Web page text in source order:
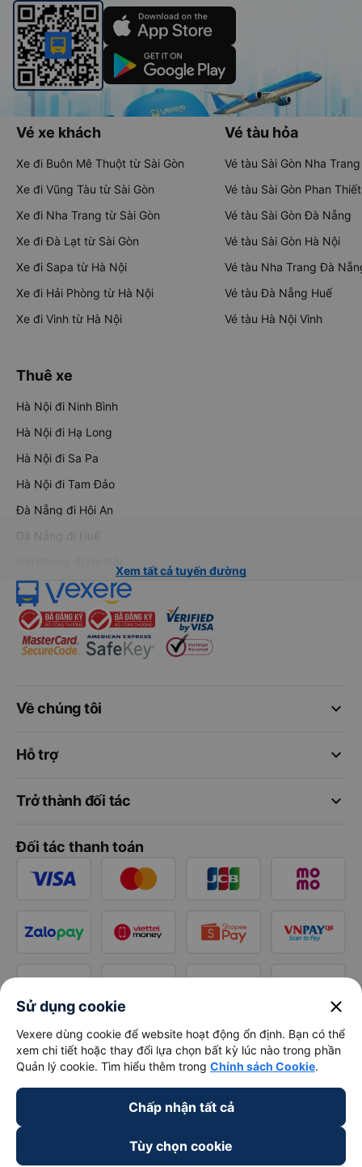
Vé xe khách
Xe đi Buôn Mê Thuột từ Sài Gòn
Xe đi Vũng Tàu từ Sài Gòn
Xe đi Nha Trang từ Sài Gòn
Xe đi Đà Lạt từ Sài Gòn
Xe đi Sapa từ Hà Nội
Xe đi Hải Phòng từ Hà Nội
Xe đi Vinh từ Hà Nội
Vé tàu hỏa
Vé tàu Sài Gòn Nha Trang
Vé tàu Sài Gòn Phan Thiết
Vé tàu Sài Gòn Đà Nẵng
Vé tàu Sài Gòn Hà Nội
Vé tàu Nha Trang Đà
Vé tàu Đà Nẵng Huế
Vé tàu Hà Nội Vinh
Thuê xe
Hà Nội đi Ninh Bình
Hà Nội đi Hạ Long
Hà Nội đi Sa Pa
Hà Nội đi Tam Đảo
Đà Nẵng đi Hội An
Đà Nẵng đi Huế
Xem tất cả tuyến đường
keyboard_arrow_down
Về chúng tôi
keyboard_arrow_down
Hỗ trợ
keyboard_arrow_down
Trở thành đối tác
Đối tác thanh toán
Sử dụng cookie close
Vexere dùng cookie để website hoạt động ổn định. Bạn có thể
xem chi tiết hoặc thay đổi lựa chọn bất kỳ lúc nào trong phần
Quản lý cookie. Tìm hiểu thêm trong Chính sách Cookie.
Chấp nhận tất cả
Tùy chọn cookie